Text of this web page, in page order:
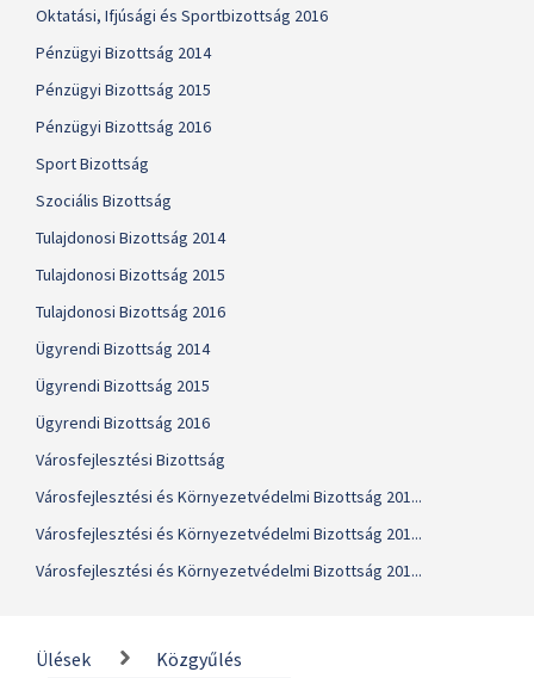
Oktatási, Ifjúsági és Sportbizottság 2016
Pénzügyi Bizottság 2014
Pénzügyi Bizottság 2015
Pénzügyi Bizottság 2016
Sport Bizottság
Szociális Bizottság
Tulajdonosi Bizottság 2014
Tulajdonosi Bizottság 2015
Tulajdonosi Bizottság 2016
Ügyrendi Bizottság 2014
Ügyrendi Bizottság 2015
Ügyrendi Bizottság 2016
Városfejlesztési Bizottság
Városfejlesztési és Környezetvédelmi Bizottság 201...
Városfejlesztési és Környezetvédelmi Bizottság 201...
Városfejlesztési és Környezetvédelmi Bizottság 201...
Ülések
Közgyűlés